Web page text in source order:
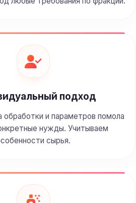
подход
и параметров помола
нужды. Учитываем
сырья.